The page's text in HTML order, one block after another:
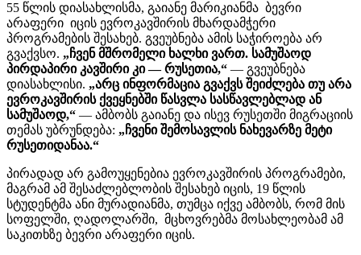
55 წლის დიასახლისმა, გაიანე მარიკიანმა ბევრი
არაფერი იცის ევროკავშირის მხარდამჭერი
პროგრამების შესახებ. გვეუბნება ამის საჭიროება არ
გვაქვსო. „ჩვენ მშრომელი ხალხი ვართ. სამუშაოდ
პირდაპირი კავშირი კი — რუსეთია,“ — გვეუბნება
დიასახლისი. „არც ინფორმაცია გვაქვს შეიძლება თუ არა
ევროკავშირის ქვეყნებში წასვლა სასწავლებლად ან
სამუშაოდ,“ — ამბობს გაიანე და ისევ რუსეთში მიგრაციის
თემას უბრუნდება: „ჩვენი შემოსავლის ნახევარზე მეტი
რუსეთიდანაა.“
პირადად არ გამოუყენებია ევროკავშირის პროგრამები,
მაგრამ ამ შესაძლებლობის შესახებ იცის, 19 წლის
სტუდენტმა ანი მურადიანმა, თუმცა იქვე ამბობს, რომ მის
სოფელში, ღადოლარში, მცხოვრებმა მოსახლეობამ ამ
საკითხზე ბევრი არაფერი იცის.